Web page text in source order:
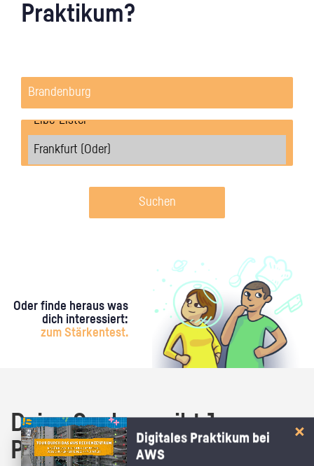
Praktikum?
Suchen
Oder finde heraus was
dich interessiert:
zum Stärkentest.
Deine Suche ergibt 1
Praktikumsangebot!
Digitales Praktikum bei
AWS